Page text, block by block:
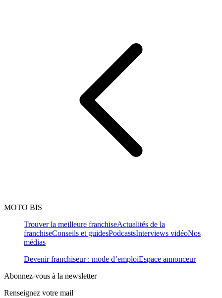
MOTO BIS
Trouver la meilleure franchiseActualités de la
franchiseConseils et guidesPodcastsInterviews vidéoNos
médias
Devenir franchiseur : mode d’emploiEspace annonceur
Abonnez-vous à la newsletter
Renseignez votre mail